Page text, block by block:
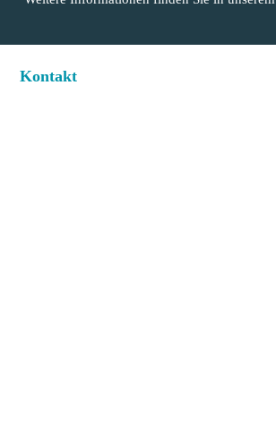
Kontakt